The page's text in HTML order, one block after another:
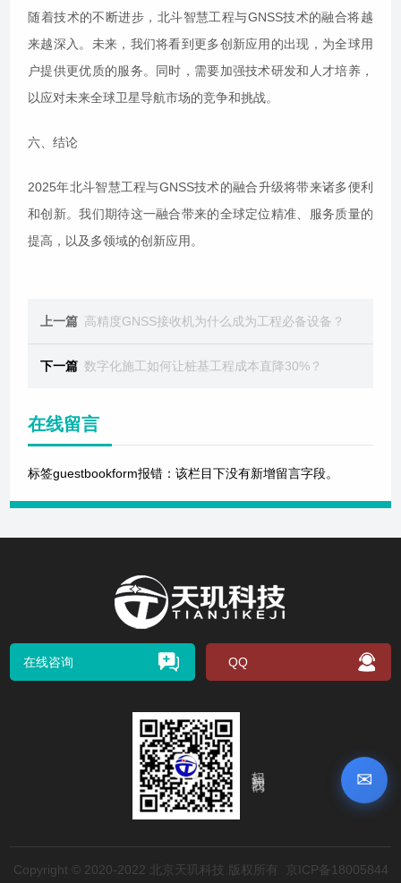
✉
随着技术的不断进步，北斗智慧工程与GNSS技术的融合将越
来越深入。未来，我们将看到更多创新应用的出现，为全球用
户提供更优质的服务。同时，需要加强技术研发和人才培养，
以应对未来全球卫星导航市场的竞争和挑战。
六、结论
2025年北斗智慧工程与GNSS技术的融合升级将带来诸多便利
和创新。我们期待这一融合带来的全球定位精准、服务质量的
提高，以及多领域的创新应用。
上一篇 高精度GNSS接收机为什么成为工程必备设备？
下一篇 数字化施工如何让桩基工程成本直降30%？
在线留言
标签guestbookform报错：该栏目下没有新增留言字段。
在线咨询 QQ
Copyright © 2020-2022 北京天玑科技 版权所有
京ICP备18005844